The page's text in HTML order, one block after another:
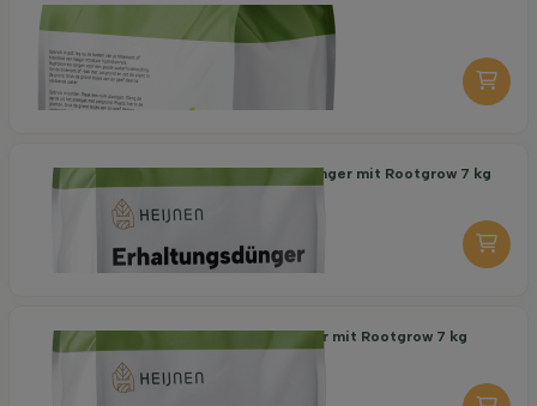
Organische Pflanzerde 40 l
6,95
-
Organischer Erhaltungsdünger mit Rootgrow 7 kg
-
Organischer Starterdünger mit Rootgrow 7 kg